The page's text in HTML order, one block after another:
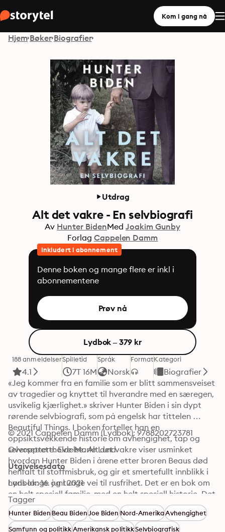
Kom i gang nå
Hjem Bøker Biografier
Utdrag
Alt det vakre - En selvbiografi
Av Hunter BidenMed Joakim Gunby
Forlag Cappelen Damm
Inkludert i abonnement
Denne boken og mange flere er inkl i
abonnementene
Prøv nå
Lydbok – 379 kr
188 anmeldelser
4.1
Spilletid
7T 16M
Språk
Norsk
FormatKategori
Biografier
«Jeg kommer fra en familie som er blitt sammensveiset
av tragedier og knyttet til hverandre med en særegen,
usvikelig kjærlighet.» skriver Hunter Biden i sin dypt
rørende selvbiografi, som på engelsk har tittelen
Beautiful Things. I boken forteller han en
oppsiktsvekkende historie om avhengighet, tap og
selvopprettholdelse. Alt det vakre viser usminket
hvordan Hunter Biden i årene etter broren Beaus død
henfalt til stoffmisbruk, og gir et smertefullt innblikk i
hans lange og tunge vei til rusfrihet. Det er en bok om
en helt spesiell familie, med en helt spesiell historie. Det
er også en fortelling om Joe, en helt spesiell far, som
etter kona og datterens brå og tragiske død, måtte
kombinere livet som nyvalgt senator med en tilværelse
© 2021 Cappelen Damm (Lydbok): 9788202723781
Oversettere: Eve-Marie Lund
Utgivelsesdato
Lydbok: 16. juni 2021
Tagger
Hunter BidenBeau BidenJoe BidenNord-AmerikaAvhengighet
Samfunn og politikkAmerikansk politikkSelvbiografisk